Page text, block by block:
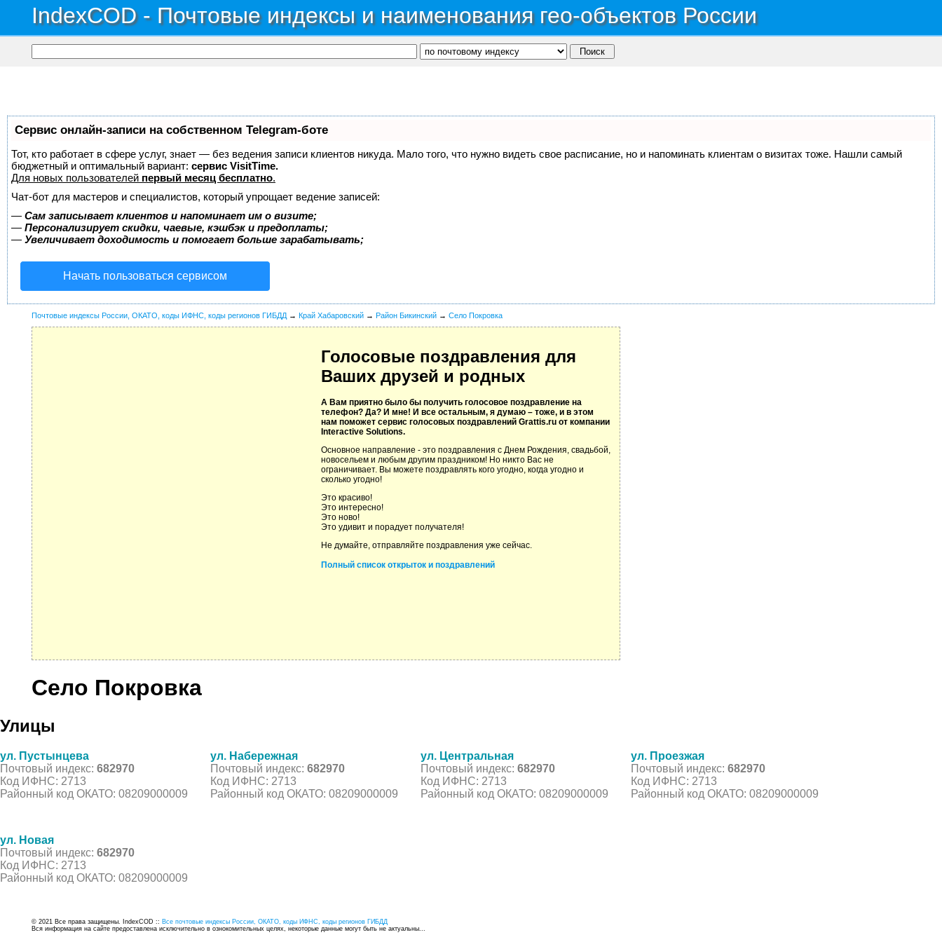
IndexCOD - Почтовые индексы и наименования гео-объектов России
Сервис онлайн-записи на собственном Telegram-боте
Тот, кто работает в сфере услуг, знает — без ведения записи клиентов никуда. Мало того, что нужно видеть свое расписание, но и напоминать клиентам о визитах тоже. Нашли самый
бюджетный и оптимальный вариант: сервис VisitTime.
Для новых пользователей первый месяц бесплатно.
Чат-бот для мастеров и специалистов, который упрощает ведение записей:
— Сам записывает клиентов и напоминает им о визите;
— Персонализирует скидки, чаевые, кэшбэк и предоплаты;
— Увеличивает доходимость и помогает больше зарабатывать;
Начать пользоваться сервисом
Почтовые индексы России, ОКАТО, коды ИФНС, коды регионов ГИБДД → Край Хабаровский → Район Бикинский → Село Покровка
Голосовые поздравления для
Ваших друзей и родных
А Вам приятно было бы получить голосовое поздравление на
телефон? Да? И мне! И все остальным, я думаю – тоже, и в этом
нам поможет сервис голосовых поздравлений Grattis.ru от компании
Interactive Solutions.
Основное направление - это поздравления с Днем Рождения, свадьбой,
новосельем и любым другим праздником! Но никто Вас не
ограничивает. Вы можете поздравлять кого угодно, когда угодно и
сколько угодно!
Это красиво!
Это интересно!
Это ново!
Это удивит и порадует получателя!
Не думайте, отправляйте поздравления уже сейчас.
Полный список открыток и поздравлений
Село Покровка
Улицы
ул. Пустынцева
Почтовый индекс: 682970
Код ИФНС: 2713
Районный код ОКАТО: 08209000009
ул. Набережная
Почтовый индекс: 682970
Код ИФНС: 2713
Районный код ОКАТО: 08209000009
ул. Центральная
Почтовый индекс: 682970
Код ИФНС: 2713
Районный код ОКАТО: 08209000009
ул. Проезжая
Почтовый индекс: 682970
Код ИФНС: 2713
Районный код ОКАТО: 08209000009
ул. Новая
Почтовый индекс: 682970
Код ИФНС: 2713
Районный код ОКАТО: 08209000009
© 2021 Все права защищены. IndexCOD :: Все почтовые индексы России, ОКАТО, коды ИФНС, коды регионов ГИБДД
Вся информация на сайте предоставлена исключительно в ознокомительных целях, некоторые данные могут быть не актуальны...